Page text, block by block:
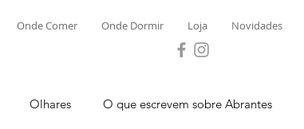
Onde Comer Onde Dormir Loja Novidades
Olhares O que escrevem sobre Abrantes